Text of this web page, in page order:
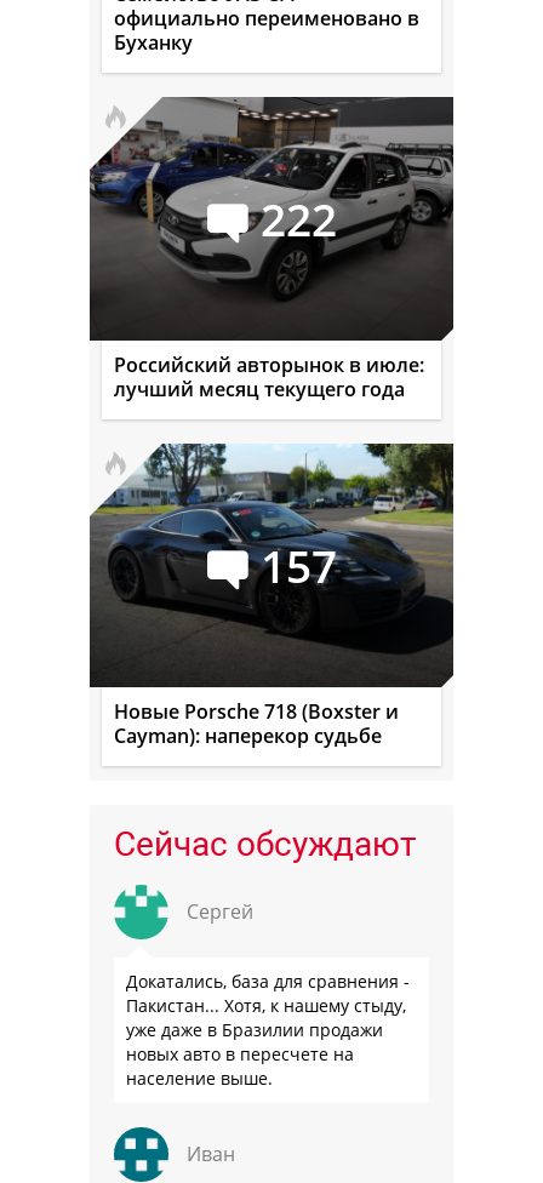
официально переименовано в
Буханку
222
Российский авторынок в июле:
лучший месяц текущего года
157
Новые Porsche 718 (Boxster и
Cayman): наперекор судьбе
Сейчас обсуждают
Сергей
Докатались, база для сравнения -
Пакистан... Хотя, к нашему стыду,
уже даже в Бразилии продажи
новых авто в пересчете на
население выше.
Иван